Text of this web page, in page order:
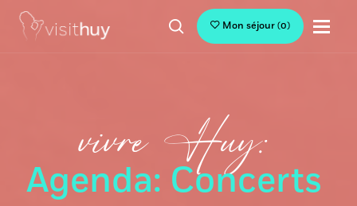
Mon séjour(0)
vivre Huy:
Agenda: Concerts